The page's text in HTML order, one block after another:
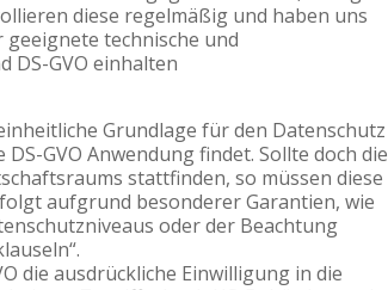
diese regelmäßig und haben uns
technische und
DS-GVO einhalten
Grundlage für den Datenschutz
GVO Anwendung findet. Sollte doch die
stattfinden, so müssen diese
aufgrund besonderer Garantien, wie
oder der Beachtung
die ausdrückliche Einwilligung in die